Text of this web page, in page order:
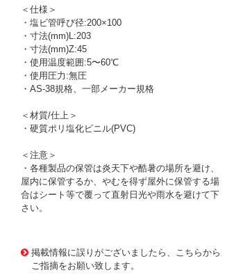
＜仕様＞
・塩ビ管呼び径:200×100
・寸法(mm)L:203
・寸法(mm)Z:45
・使用温度範囲:5〜60℃
・使用圧力:無圧
・AS-38規格、一部メーカー規格
＜材質/仕上＞
・硬質ポリ塩化ビニル(PVC)
＜注意＞
・各種製品の保管は炎天下や酷暑の場所を避け、
屋内に保管するか、やむを得ず屋外に保管する場
合はシート等で覆って直射日光や雨水を避けて下
さい。
掲載情報に誤りがございましたら、こちらから
ご指摘をお願い致します。